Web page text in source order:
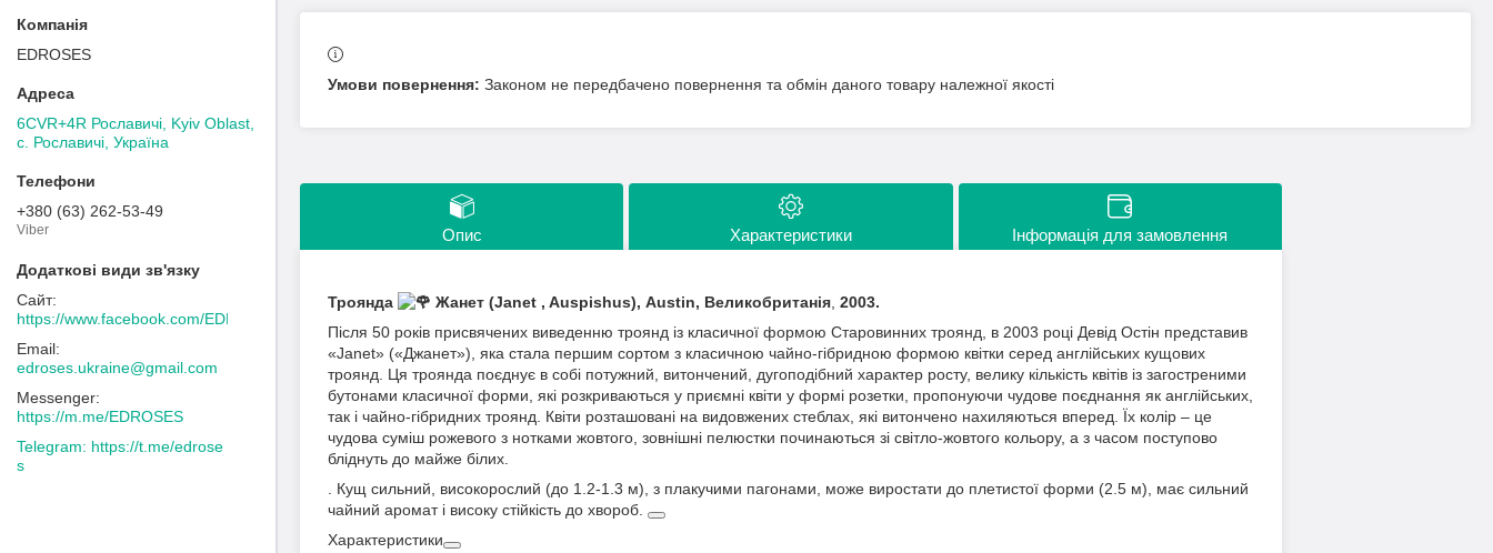
Законом не передбачено повернення та обмін даного товару належної якості
Опис Характеристики Інформація для замовлення
Троянда Жанет (Janet , Auspishus), Austin, Великобританія, 2003.
Після 50 років присвячених виведенню троянд із класичної формою Старовинних троянд, в 2003 році Девід Остін представив
«Janet» («Джанет»), яка стала першим сортом з класичною чайно-гібридною формою квітки серед англійських кущових
троянд. Ця троянда поєднує в собі потужний, витончений, дугоподібний характер росту, велику кількість квітів із загостреними
бутонами класичної форми, які розкриваються у приємні квіти у формі розетки, пропонуючи чудове поєднання як англійських,
так і чайно-гібридних троянд. Квіти розташовані на видовжених стеблах, які витончено нахиляються вперед. Їх колір – це
чудова суміш рожевого з нотками жовтого, зовнішні пелюстки починаються зі світло-жовтого кольору, а з часом поступово
бліднуть до майже білих.
. Кущ сильний, високорослий (до 1.2-1.3 м), з плакучими пагонами, може виростати до плетистої форми (2.5 м), має сильний
чайний аромат і високу стійкість до хвороб.
Характеристики
EDROSES
6CVR+4R Рославичі, Kyiv Oblast,
с. Рославичі, Україна
+380 (63) 262-53-49
Viber
https://www.facebook.com/EDROSES/
edroses.ukraine@gmail.com
https://m.me/EDROSES
https://t.me/edrose
s